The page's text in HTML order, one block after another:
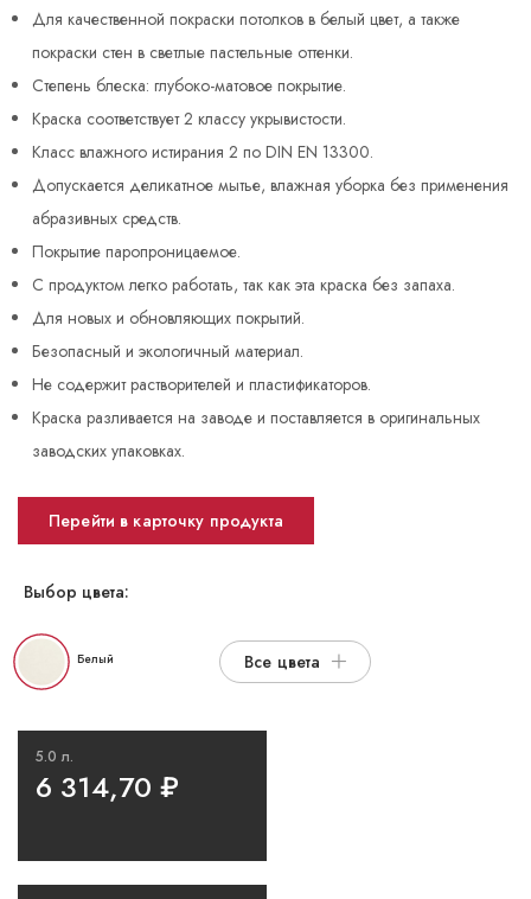
Для качественной покраски потолков в белый цвет, а также
покраски стен в светлые пастельные оттенки.
Степень блеска: глубоко-матовое покрытие.
Краска соответствует 2 классу укрывистости.
Класс влажного истирания 2 по DIN EN 13300.
Допускается деликатное мытье, влажная уборка без применения
абразивных средств.
Покрытие паропроницаемое.
С продуктом легко работать, так как эта краска без запаха.
Для новых и обновляющих покрытий.
Безопасный и экологичный материал.
Не содержит растворителей и пластификаторов.
Краска разливается на заводе и поставляется в оригинальных
заводских упаковках.
Перейти в карточку продукта
Выбор цвета:
Белый Все цвета
5.0 л.
6 314,70 ₽